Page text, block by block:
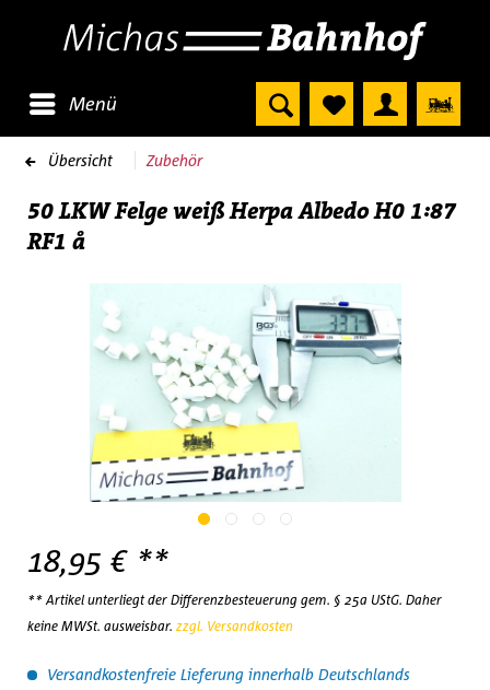
Menü
Übersicht Zubehör
50 LKW Felge weiß Herpa Albedo H0 1:87
RF1 å
18,95 € **
** Artikel unterliegt der Differenzbesteuerung gem. § 25a UStG. Daher
keine MWSt. ausweisbar. zzgl. Versandkosten
Versandkostenfreie Lieferung innerhalb Deutschlands